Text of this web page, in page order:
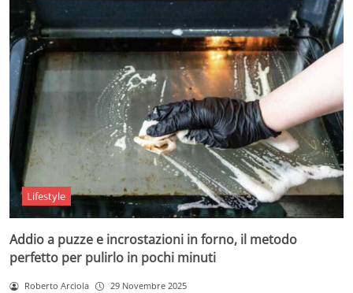
Lifestyle
Addio a puzze e incrostazioni in forno, il metodo
perfetto per pulirlo in pochi minuti
Roberto Arciola 29 Novembre 2025